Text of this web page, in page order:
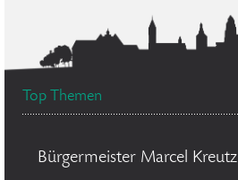
Top Themen
Bürgermeister Marcel Kreutz